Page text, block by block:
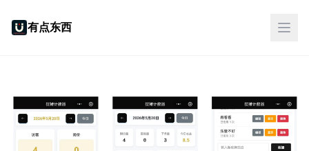
有点东西